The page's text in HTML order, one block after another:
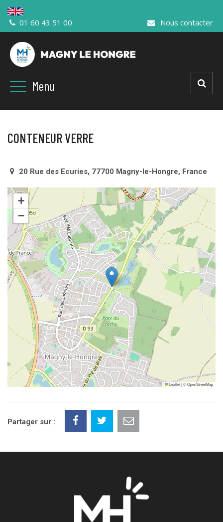
01 60 43 51 00 Nous contacter
Toggle
navigation
Menu
CONTENEUR VERRE
20 Rue des Ecuries, 77700 Magny-le-Hongre, France
+
−
Leaflet|©OpenStreetMap
Partager sur :